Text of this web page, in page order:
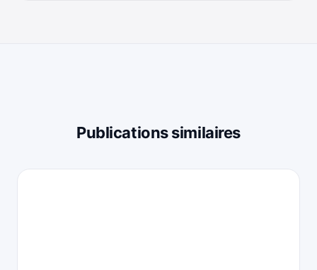
Publications similaires